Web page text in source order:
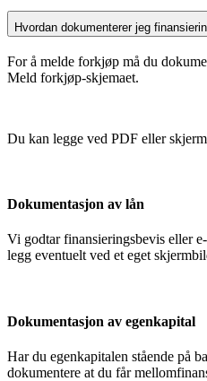
Hvordan dokumenterer jeg
For å melde forkjøp må du
Meld forkjøp-skjemaet.
Du kan legge ved PDF eller
Dokumentasjon av lån
Vi godtar finansieringsbevis eller
legg eventuelt ved et eget
Dokumentasjon av egenkapital
Har du egenkapitalen stående på
dokumentere at du får